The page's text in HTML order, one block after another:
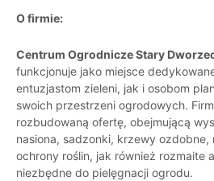
O firmie:
Centrum Ogrodnicze Stary
funkcjonuje jako miejsce
entuzjastom zieleni, jak i osobom
swoich przestrzeni ogrodowych.
rozbudowaną ofertę, obejmującą
nasiona, sadzonki, krzewy
ochrony roślin, jak również rozmaite
niezbędne do pielęgnacji ogrodu.